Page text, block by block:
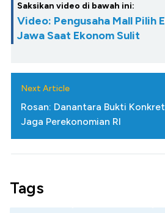
Saksikan video di bawah ini:
Video: Pengusaha Mall Pilih
Jawa Saat Ekonom Sulit
Next Article
Rosan: Danantara Bukti
Jaga Perekonomian RI
Tags